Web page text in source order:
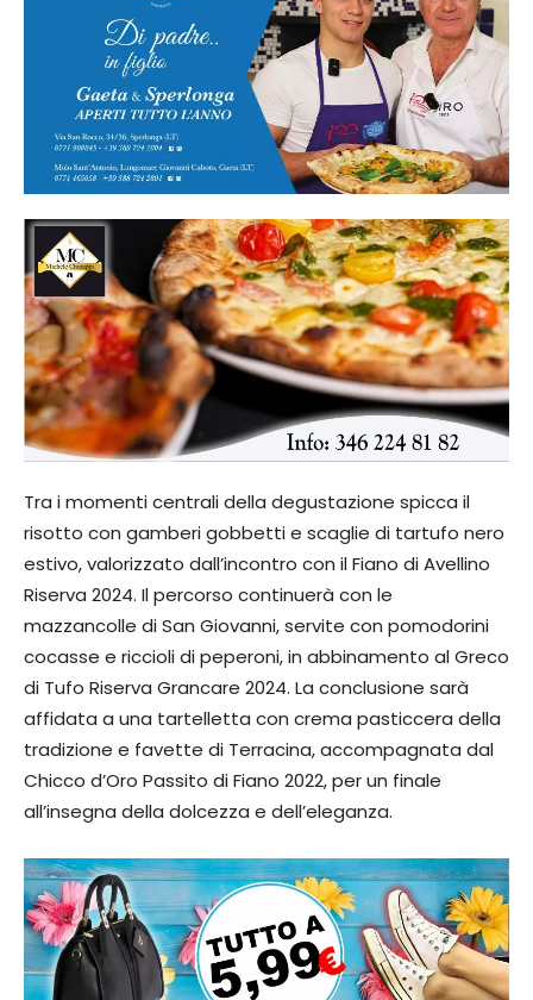
Tra i momenti centrali della degustazione spicca il
risotto con gamberi gobbetti e scaglie di tartufo nero
estivo, valorizzato dall’incontro con il Fiano di Avellino
Riserva 2024. Il percorso continuerà con le
mazzancolle di San Giovanni, servite con pomodorini
cocasse e riccioli di peperoni, in abbinamento al Greco
di Tufo Riserva Grancare 2024. La conclusione sarà
affidata a una tartelletta con crema pasticcera della
tradizione e favette di Terracina, accompagnata dal
Chicco d’Oro Passito di Fiano 2022, per un finale
all’insegna della dolcezza e dell’eleganza.